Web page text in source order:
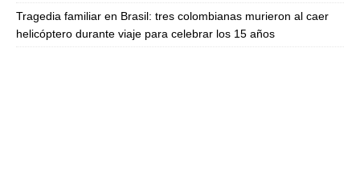
Tragedia familiar en Brasil: tres colombianas murieron al caer
helicóptero durante viaje para celebrar los 15 años